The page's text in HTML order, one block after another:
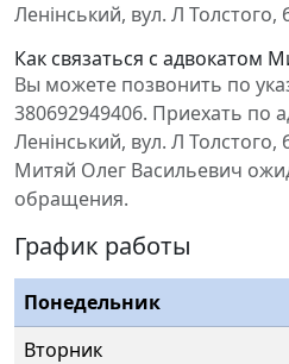
Ленінський, вул. Л Толстого,
Как связаться с адвокатом
Вы можете позвонить по
380692949406. Приехать по
Ленінський, вул. Л Толстого,
Митяй Олег Васильевич
обращения.
График работы
Понедельник
Вторник